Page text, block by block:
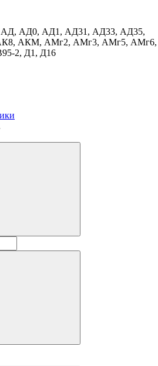
АД, АД0, АД1, АД31, АД33, АД35,
АКМ, АМг2, АМг3, АМг5, АМг6,
2, Д1, Д16